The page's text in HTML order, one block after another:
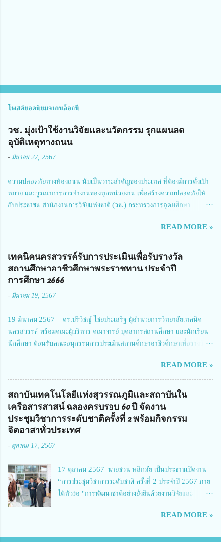
โพสต์ยอดนิยมจากบล็อกนี้
วช. มุ่งเป้าใช้งานวิจัยและนวัตกรรม รุกแผนลด
อุบัติเหตุทางถนน
- มีนาคม 22, 2567
ความปลอดภัยทางท้องถนน นับเป็นวาระสำคัญของประเทศ ที่ต้องมีการตั้งเป้า
หมาย และบูรณาการการทำงานของทุกหน่วยงาน เพื่อสร้างความปลอดภัยให้
กับประชาชน สำนักงานการวิจัยแห่งชาติ (วช.) กระทรวงการอุดมศึกษา
สมาคมวิศวกรรมชีวการแพทย์ไทย จัดการประชุมเผยแพร่ผลการดำเนินงาน
โครงการการวิจัยเชิงปฏิบัติการโดยบูรณาการทุกภาคส่วน เพื่อลดอุบัติเหตุและ
การเสียชีวิตให้สอดคล้องกับเป้าหมายแผนแม่บทฉบับที่ 5 ในวันที่ 22 มีนาคม
2567 โดยมี ดร.วิภารัตน์ ดีอ่อง ผู้อำนวยการสำนักงานการวิจัยแห่งชาติ เป็น
ประธานในพิธีเปิดพร้อมให้นโยบายการผลักดันงานวิจัยเพื่อความปลอดภัยทาง
การประชุมในครั้งนี้ นางสาวสตตกมล เกียรติพานิช ผู้อำนวยการกองบริหารทุน
Richmond Stylish Convention Hotel จังหวัดนนทบุรี ดร.วิภารัตน์ ดีอ่อง
ผู้อำนวยการสำนักงานการวิจัยแห่งชาติ กล่าวว่า วช. ในฐานะหน่วยงานบริหาร
จัดการทุนวิจัยและนวัตกรรมได้เล็งเห็นถึงความสำคัญของกา...
READ MORE »
เทคนิคนครสวรรค์รับการประเมินเพื่อรับรางวัล
สถานศึกษาอาชีวศึกษาพระราชทาน ประจำปี
การศึกษา 2666
- มีนาคม 19, 2567
19 มีนาคม 2567 ดร.ปริวิชญ์ ไชยประเสริฐ ผู้อำนวยการวิทยาลัยเทคนิค
นครสวรรค์ พร้อมคณะผู้บริหาร คณาจารย์ บุคลากรสถานศึกษา และนักเรียน
นักศึกษา ต้อนรับคณะอนุกรรมการประเมินสถานศึกษาอาชีวศึกษาเพื่อรางวัล
นายจักรภพ เนวะมาตย์ ผู้อำนวยการวิทยาลัยเทคนิคตาก ประธานคณะอนุกร
รมการฯ 1.นายวณิชา คณะใน ผู้ทรงคุณวุฒิ 2.นายภัทธาวุธ โพธา ผู้อำนวย
การวิทยาลัยสารพัดช่างกำแพงเพชร 3.นางสาวหัตถาภรณ์ เสาร์เรือน ผู้อำนวย
การวิทยาลัยการอาชีพบ้านตาก 4.นางเพ็ญศรี ขุนทอง ผู้อำนวยการวิทยาลัย
การอาชีพรัตนประสิทธิ์วิทย์ 5.นายธเนศ คงวังทอง ผู้อำนวยการวิทยาลัย
เกษตรและเทคโนโลยีพิจิตร 6.นายชัยณรงค์ คชมาตย์ ผู้อำนวยการวิทยาลัย
8.นายณัฐกฤต ภูทวี รองผู้อำนวยการวิทยาลัยเทคนิคตาก นายจักรภพ กล่าว
ว่า วิทยาลัยเทคนิคนครสวรรค์เป็นสถานศึกษาขนาดใหญ่พิเศษ มีความเป็นมาที่
ยาวนาน มีบุคลากร นักเรียน นักศึกษาจำนวนมาก ต้องการควา...
READ MORE »
สถาบันเทคโนโลยีแห่งสุวรรณภูมิและสถาบันใน
เครือสารสาสน์ ฉลองครบรอบ 60 ปี จัดงาน
ประชุมวิชาการระดับชาติครั้งที่ 2 พร้อมกิจกรรม
จิตอาสาทั่วประเทศ
- ตุลาคม 17, 2567
17 ตุลาคม 2567 นายชวน หลีกภัย เป็นประธานเปิดงาน
“การประชุมวิชาการระดับชาติ ครั้งที่ 2 ประจำปี 2567 ภาย
ใต้หัวข้อ "การพัฒนาชาติอย่างยั่งยืนด้วยงานวิจัยและ
Technology National Conference 2024: 'Towards
READ MORE »